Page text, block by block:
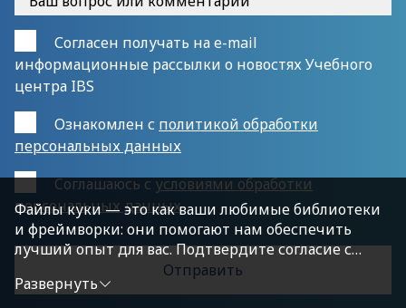
Согласен получать на e-mail
информационные рассылки о новостях Учебного
центра IBS
Ознакомлен с политикой обработки
персональных данных
Cоглашаюсь сусловиями обработки
персональных данных
Файлы куки — это как ваши любимые библиотеки
и фреймворки: они помогают нам обеспечить
лучший опыт для вас. Подтвердите согласие с
политикой конфиденциальности, нажав
«Принимаю условия», чтобы продолжить.
Развернуть